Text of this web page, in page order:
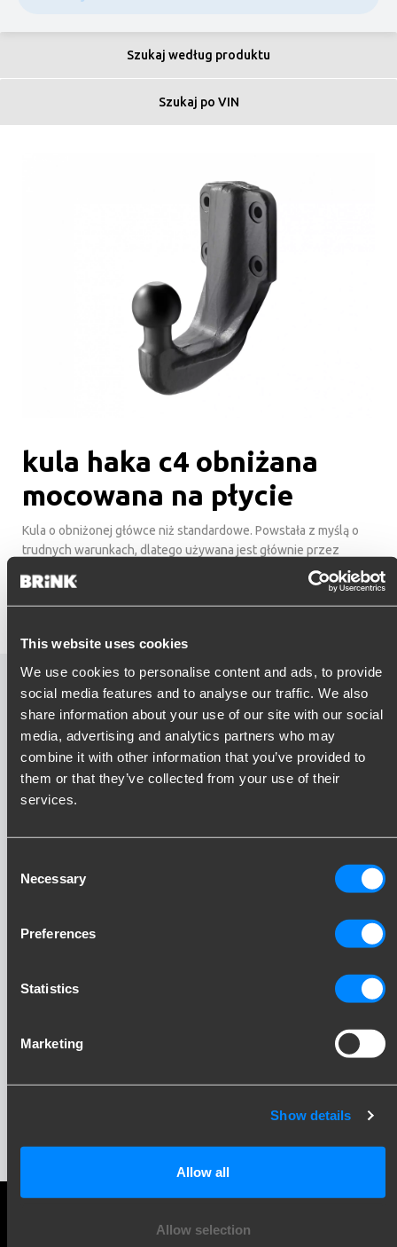
This website uses cookies
We use cookies to personalise content and ads, to provide
social media features and to analyse our traffic. We also
share information about your use of our site with our social
media, advertising and analytics partners who may
combine it with other information that you’ve provided to
them or that they’ve collected from your use of their
services.
Selection
Necessary
Preferences
Statistics
Marketing
Show details
Allow all
Allow selection
Szukaj według produktu
Szukaj po VIN
kula haka c4 obniżana
mocowana na płycie
Kula o obniżonej główce niż standardowe. Powstała z myślą o
trudnych warunkach, dlatego używana jest głównie przez
profesjonalistów. Umożliwia holowanie przyczep o masie
przekraczającej 3 tony.
kula haka c4 obniżana
mocowana na płycie wideo
Bądź na bieżąco!
odbiorczej. Inspiracja, wiedza i praktyczne porady –